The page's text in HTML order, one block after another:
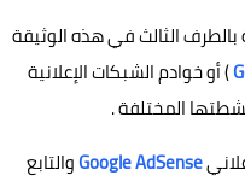
الثالث في هذه الوثيقة
) أو خوادم الشبكات الإعلانية
المختلفة .
Google AdSenseوالتابع